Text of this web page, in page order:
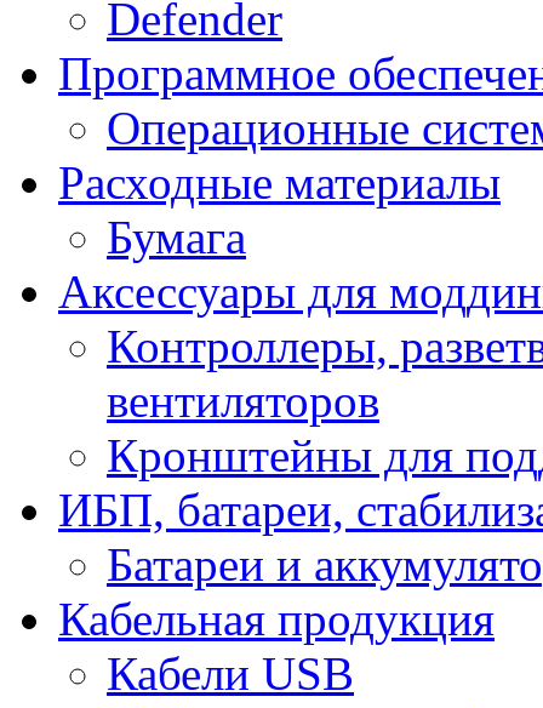
Defender
Программное
Операционные
Расходные материалы
Бумага
Аксессуары для
Контроллеры,
вентиляторов
Кронштейны для
ИБП, батареи,
Батареи и
Кабельная продукция
Кабели USB